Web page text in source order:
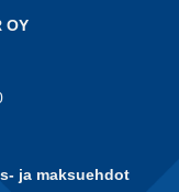
OY
ja maksuehdot